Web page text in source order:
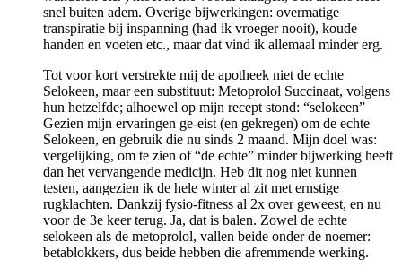
snel buiten adem. Overige bijwerkingen: overmatige
transpiratie bij inspanning (had ik vroeger nooit), koude
handen en voeten etc., maar dat vind ik allemaal minder erg.
Tot voor kort verstrekte mij de apotheek niet de echte
Selokeen, maar een substituut: Metoprolol Succinaat, volgens
hun hetzelfde; alhoewel op mijn recept stond: “selokeen”
Gezien mijn ervaringen ge-eist (en gekregen) om de echte
Selokeen, en gebruik die nu sinds 2 maand. Mijn doel was:
vergelijking, om te zien of “de echte” minder bijwerking heeft
dan het vervangende medicijn. Heb dit nog niet kunnen
testen, aangezien ik de hele winter al zit met ernstige
rugklachten. Dankzij fysio-fitness al 2x over geweest, en nu
voor de 3e keer terug. Ja, dat is balen. Zowel de echte
selokeen als de metoprolol, vallen beide onder de noemer:
betablokkers, dus beide hebben die afremmende werking.